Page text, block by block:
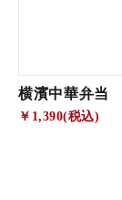
横濱中華弁当
￥1,390(税込)